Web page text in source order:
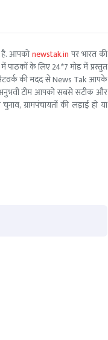
है. आपकोnewstak.in पर भारत की
पाठकों के लिए 24*7 मोड में प्रस्तुत
नेटवर्क की मदद से News Tak आपके
अनुभवी टीम आपको सबसे सटीक और
ग्रामपंचायतों की लड़ाई हो या